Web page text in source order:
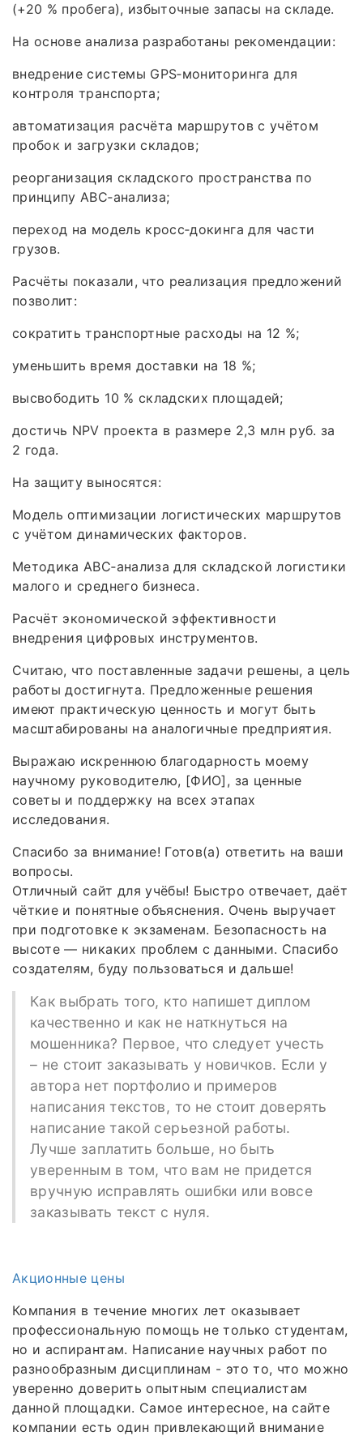
(+20 % пробега), избыточные запасы на складе.
На основе анализа разработаны рекомендации:
внедрение системы GPS‑мониторинга для
контроля транспорта;
автоматизация расчёта маршрутов с учётом
пробок и загрузки складов;
реорганизация складского пространства по
принципу ABC‑анализа;
переход на модель кросс‑докинга для части
грузов.
Расчёты показали, что реализация предложений
позволит:
сократить транспортные расходы на 12 %;
уменьшить время доставки на 18 %;
высвободить 10 % складских площадей;
достичь NPV проекта в размере 2,3 млн руб. за
2 года.
На защиту выносятся:
Модель оптимизации логистических маршрутов
с учётом динамических факторов.
Методика ABC‑анализа для складской логистики
малого и среднего бизнеса.
Расчёт экономической эффективности
внедрения цифровых инструментов.
Считаю, что поставленные задачи решены, а цель
работы достигнута. Предложенные решения
имеют практическую ценность и могут быть
масштабированы на аналогичные предприятия.
Выражаю искреннюю благодарность моему
научному руководителю, [ФИО], за ценные
советы и поддержку на всех этапах
исследования.
Спасибо за внимание! Готов(а) ответить на ваши
вопросы.
Отличный сайт для учёбы! Быстро отвечает, даёт
чёткие и понятные объяснения. Очень выручает
при подготовке к экзаменам. Безопасность на
высоте — никаких проблем с данными. Спасибо
создателям, буду пользоваться и дальше!
Как выбрать того, кто напишет диплом
качественно и как не наткнуться на
мошенника? Первое, что следует учесть
– не стоит заказывать у новичков. Если у
автора нет портфолио и примеров
написания текстов, то не стоит доверять
написание такой серьезной работы.
Лучше заплатить больше, но быть
уверенным в том, что вам не придется
вручную исправлять ошибки или вовсе
заказывать текст с нуля.
Акционные цены
Компания в течение многих лет оказывает
профессиональную помощь не только студентам,
но и аспирантам. Написание научных работ по
разнообразным дисциплинам - это то, что можно
уверенно доверить опытным специалистам
данной площадки. Самое интересное, на сайте
компании есть один привлекающий внимание